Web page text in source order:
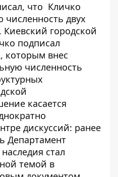
что Кличко
двух
Киевский городской
подписал
которым внес
численность
касается
дискуссий: ранее
Департамент
стал
темой в